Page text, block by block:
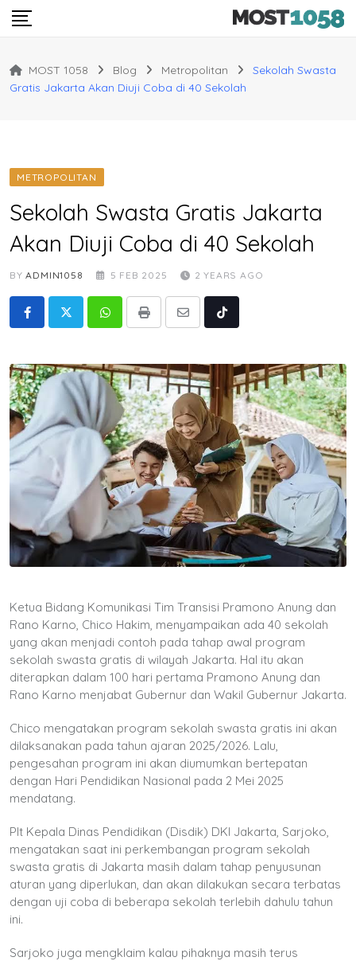
Skip
MOST 1058 Blog Metropolitan
Sekolah Swasta
Gratis Jakarta Akan Diuji Coba di 40 Sekolah
METROPOLITAN
Sekolah Swasta Gratis Jakarta
Akan Diuji Coba di 40 Sekolah
BYADMIN1058 5 FEB 2025 2 YEARS AGO
WhatsappPrint
Share
Tiktok
Ketua Bidang Komunikasi Tim Transisi Pramono Anung dan
Rano Karno, Chico Hakim, menyampaikan ada 40 sekolah
yang akan menjadi contoh pada tahap awal program
sekolah swasta gratis di wilayah Jakarta. Hal itu akan
diterapkan dalam 100 hari pertama Pramono Anung dan
Rano Karno menjabat Gubernur dan Wakil Gubernur Jakarta.
Chico mengatakan program sekolah swasta gratis ini akan
dilaksanakan pada tahun ajaran 2025/2026. Lalu,
pengesahan program ini akan diumumkan bertepatan
dengan Hari Pendidikan Nasional pada 2 Mei 2025
mendatang.
Plt Kepala Dinas Pendidikan (Disdik) DKI Jakarta, Sarjoko,
mengatakan saat ini perkembangan program sekolah
swasta gratis di Jakarta masih dalam tahap penyusunan
aturan yang diperlukan, dan akan dilakukan secara terbatas
dengan uji coba di beberapa sekolah terlebih dahulu tahun
ini.
Sarjoko juga mengklaim kalau pihaknya masih terus